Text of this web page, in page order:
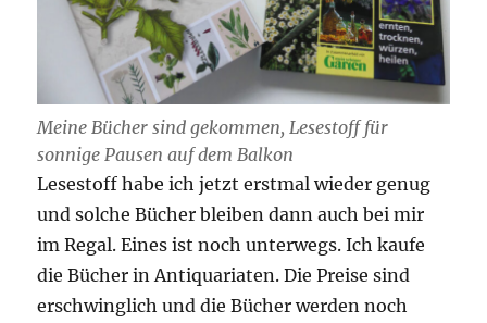
Meine Bücher sind gekommen, Lesestoff für
sonnige Pausen auf dem Balkon
Lesestoff habe ich jetzt erstmal wieder genug
und solche Bücher bleiben dann auch bei mir
im Regal. Eines ist noch unterwegs. Ich kaufe
die Bücher in Antiquariaten. Die Preise sind
erschwinglich und die Bücher werden noch